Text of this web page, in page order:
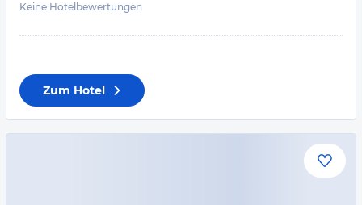
Keine Hotelbewertungen
Zum Hotel